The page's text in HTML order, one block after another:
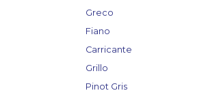
Greco
Fiano
Carricante
Grillo
Pinot Gris